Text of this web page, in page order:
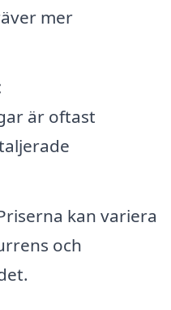
mer
är oftast
kan variera
och